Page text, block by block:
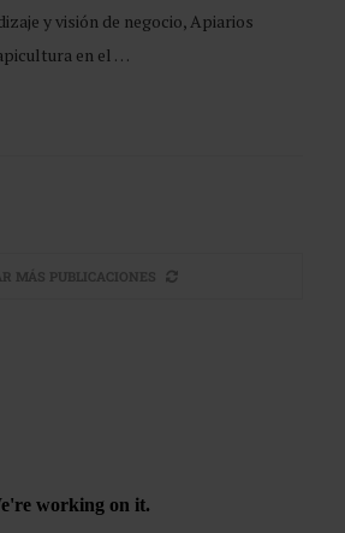
y visión de negocio, Apiarios
en el …
MÁS PUBLICACIONES